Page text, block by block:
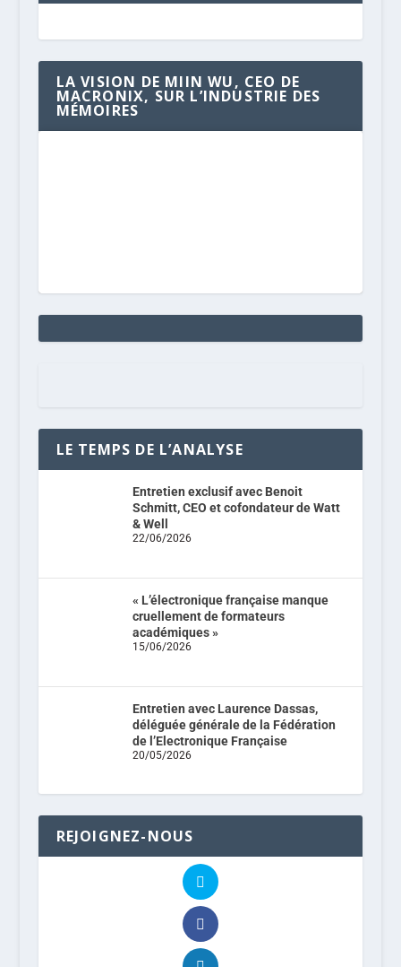
LA VISION DE MIIN WU, CEO DE
MACRONIX, SUR L’INDUSTRIE DES
MÉMOIRES
LE TEMPS DE L’ANALYSE
Entretien exclusif avec Benoit
Schmitt, CEO et cofondateur de Watt
& Well
22/06/2026
« L’électronique française manque
cruellement de formateurs
académiques »
15/06/2026
Entretien avec Laurence Dassas,
déléguée générale de la Fédération
de l’Electronique Française
20/05/2026
REJOIGNEZ-NOUS